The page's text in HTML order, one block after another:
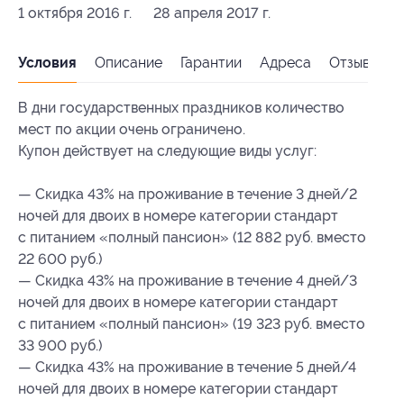
1 октября 2016 г. 28 апреля 2017 г.
Условия Описание Гарантии Адреса Отзывы
В дни государственных праздников количество
мест по акции очень ограничено.
Купон действует на следующие виды услуг:
— Скидка 43% на проживание в течение 3 дней/2
ночей для двоих в номере категории стандарт
с питанием «полный пансион» (12 882 руб. вместо
22 600 руб.)
— Скидка 43% на проживание в течение 4 дней/3
ночей для двоих в номере категории стандарт
с питанием «полный пансион» (19 323 руб. вместо
33 900 руб.)
— Скидка 43% на проживание в течение 5 дней/4
ночей для двоих в номере категории стандарт